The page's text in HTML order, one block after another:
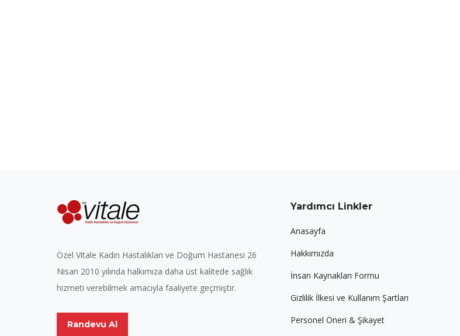
Özel Vitale Kadın Hastalıkları ve Doğum Hastanesi 26
Nisan 2010 yılında halkımıza daha üst kalitede sağlık
hizmeti verebilmek amacıyla faaliyete geçmiştir.
Randevu Al
Yardımcı Linkler
Anasayfa
Hakkımızda
İnsan Kaynakları Formu
Gizlilik İlkesi ve Kullanım Şartları
Personel Öneri & Şikayet